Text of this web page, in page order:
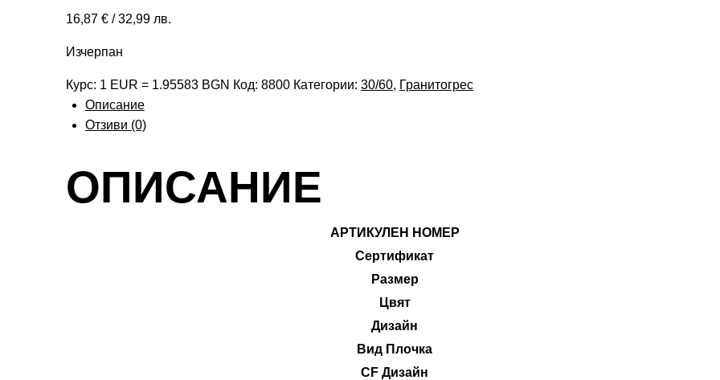
16,87 € / 32,99 лв.
Изчерпан
Курс: 1 EUR = 1.95583 BGN Код: 8800 Категории: 30/60, Гранитогрес
Описание
Отзиви (0)
ОПИСАНИЕ
АРТИКУЛЕН НОМЕР
Сертификат
Размер
Цвят
Дизайн
Вид Плочка
CF Дизайн